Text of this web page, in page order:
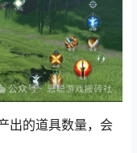
出的道具数量，会